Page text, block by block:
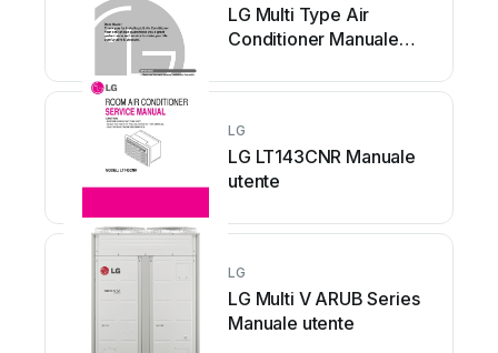
LG Multi Type Air
Conditioner Manuale
LG
LG LT143CNR Manuale
utente
LG
LG Multi V ARUB Series
Manuale utente